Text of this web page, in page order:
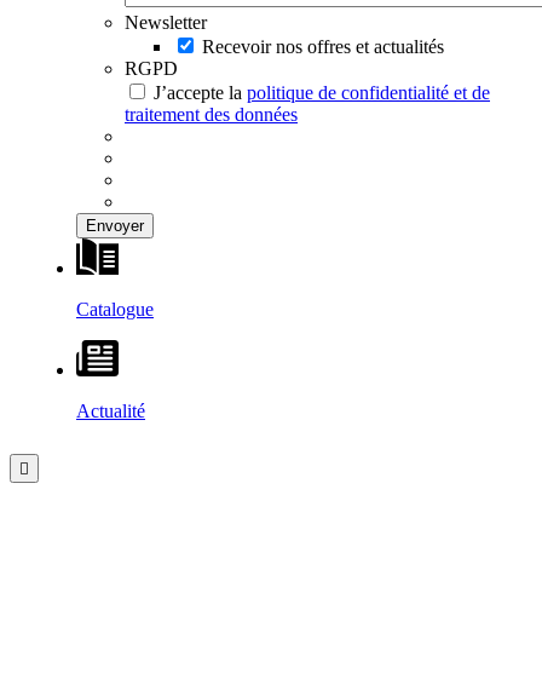
Newsletter
Recevoir nos offres et actualités
RGPD
J’accepte la politique de confidentialité et de
traitement des données
Catalogue
Actualité